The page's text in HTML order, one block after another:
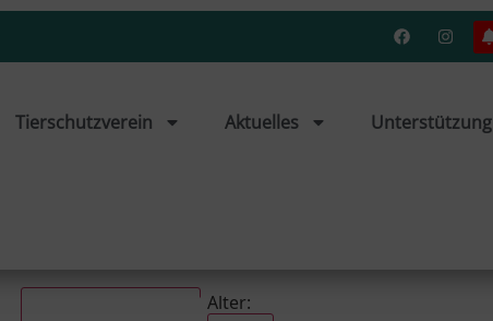
Tierschutzverein Aktuelles Unterstützung
Alter: